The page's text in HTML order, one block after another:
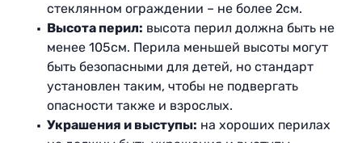
стеклянном ограждении – не более 2см.
Высота перил: высота перил должна быть не
менее 105см. Перила меньшей высоты могут
быть безопасными для детей, но стандарт
установлен таким, чтобы не подвергать
опасности также и взрослых.
Украшения и выступы: на хороших перилах